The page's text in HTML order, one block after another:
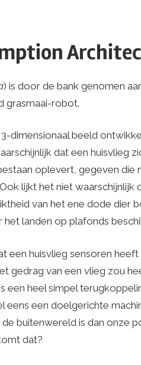
) is door de bank genomen
grasmaai-robot.
dimensionaal beeld
dat een huisvlieg
oplevert, gegeven die
lijkt het niet
van het ene dode dier
landen op plafonds
een huisvlieg sensoren
gedrag van een vlieg zou
een heel simpel
eens een doelgerichte
buitenwereld is dan onze
dat?